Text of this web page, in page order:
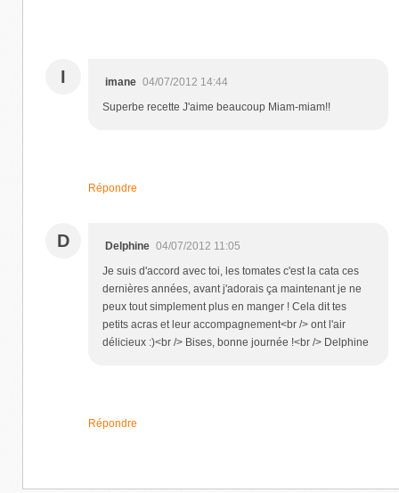
I imane 04/07/2012 14:44
Superbe recette J'aime beaucoup Miam-miam!!
Répondre
D Delphine 04/07/2012 11:05
Je suis d'accord avec toi, les tomates c'est la cata ces
dernières années, avant j'adorais ça maintenant je ne
peux tout simplement plus en manger ! Cela dit tes
petits acras et leur accompagnement<br /> ont l'air
délicieux :)<br /> Bises, bonne journée !<br /> Delphine
Répondre